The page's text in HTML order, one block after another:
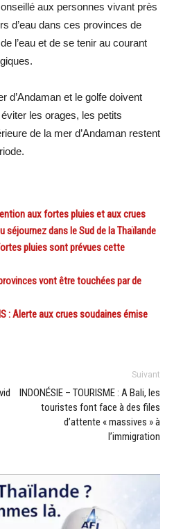
aux personnes vivant près
d’eau dans ces provinces de
l’eau et de se tenir au courant
d’Andaman et le golfe doivent
les orages, les petits
de la mer d’Andaman restent
aux fortes pluies et aux crues
dans le Sud de la Thaïlande
pluies sont prévues cette
vont être touchées par de
: Alerte aux crues soudaines émise
Suivant
INDONÉSIE – TOURISME : A Bali, les
touristes font face à des files
d’attente « massives » à
l’immigration